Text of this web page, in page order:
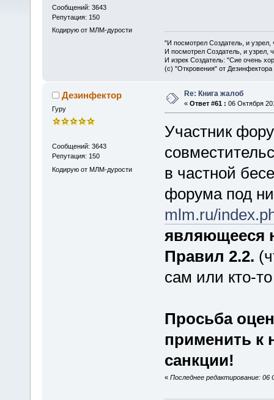
Сообщений: 3643
Репутация: 150
Кодирую от МЛМ-дурости
"И посмотрел Создатель, и
И посмотрел Создатель, и узрел,
И изрек Создатель: "Сие очень
(с) "Откровения" от Дезинфектора
Дезинфектор
Гуру
Сообщений: 3643
Репутация: 150
Кодирую от МЛМ-дурости
Re: Книга жалоб
« Ответ #61 : 06 Октября
Участник
в частной
форума под
mlm.ru/
являющееся
Правил 2.2.
сам или кто-
Просьба
применить к
санкции!
« Последнее редактирование: